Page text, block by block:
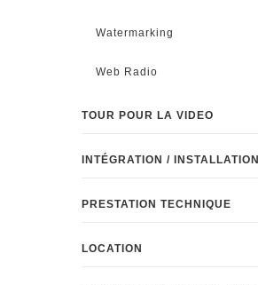
Watermarking
Web Radio
TOUR POUR LA VIDEO
INTÉGRATION / INSTALLATION
PRESTATION TECHNIQUE
LOCATION